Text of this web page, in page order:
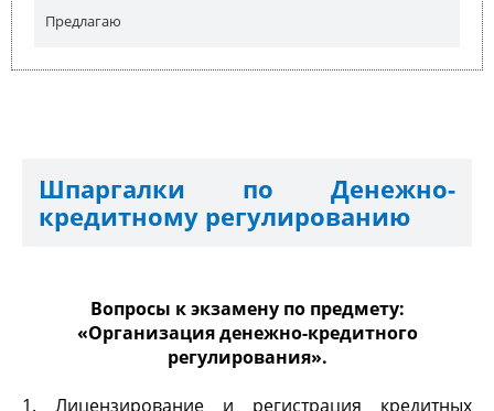
Предлагаю
Шпаргалки по Денежно-
кредитному регулированию
Вопросы к экзамену по предмету:
«Организация денежно-кредитного
регулирования».
1. Лицензирование и регистрация кредитных